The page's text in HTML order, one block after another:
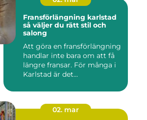
Fransförlängning karlstad
så väljer du rätt stil och
salong
Att göra en fransförlängning
handlar inte bara om att få
längre fransar. För många i
Karlstad är det...
02. mar